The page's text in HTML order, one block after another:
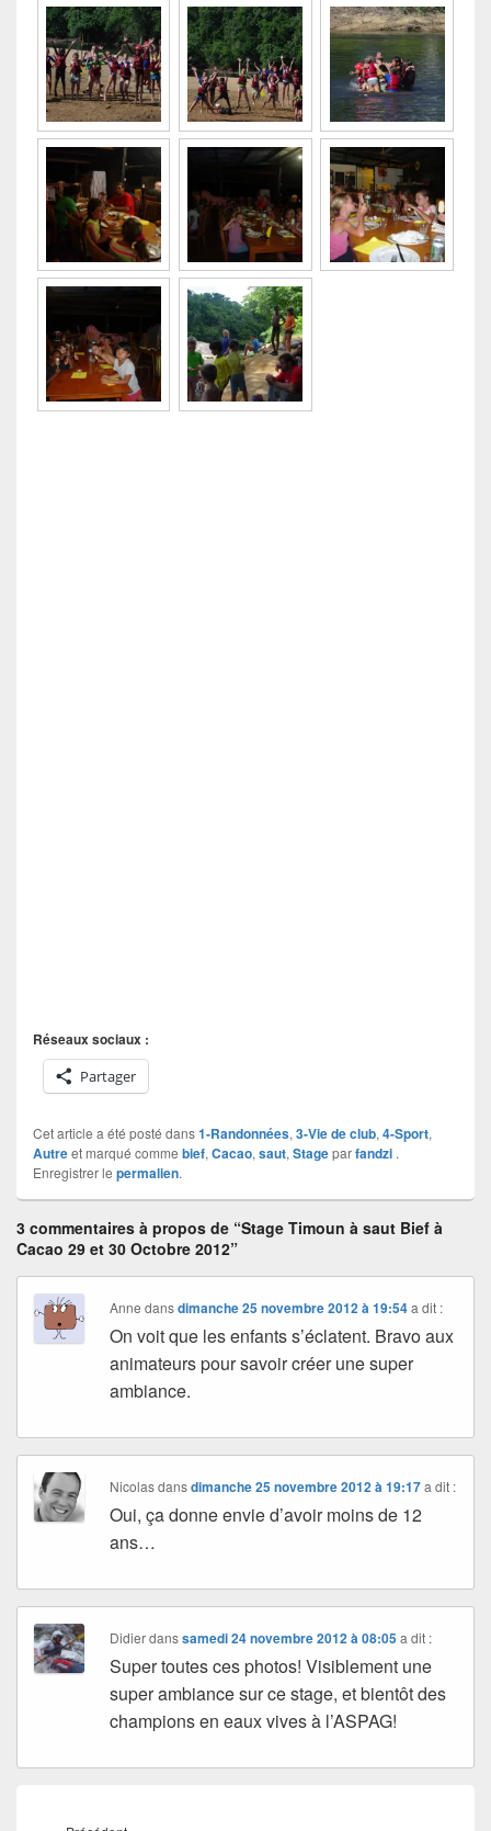
Réseaux sociaux :
Partager
Cet article a été posté dans1-Randonnées, 3-Vie de club, 4-Sport,
Autreet marqué comme bief, Cacao, saut, Stageparfandzi .
Enregistrer le permalien.
3 commentaires à propos de “Stage Timoun à saut Bief à
Cacao 29 et 30 Octobre 2012”
Anne dansdimanche 25 novembre 2012 à 19:54 a dit :
On voit que les enfants s’éclatent. Bravo aux
animateurs pour savoir créer une super
ambiance.
Nicolasdansdimanche 25 novembre 2012 à 19:17 a dit :
Oui, ça donne envie d’avoir moins de 12
ans…
Didierdanssamedi 24 novembre 2012 à 08:05 a dit :
Super toutes ces photos! Visiblement une
super ambiance sur ce stage, et bientôt des
champions en eaux vives à l’ASPAG!